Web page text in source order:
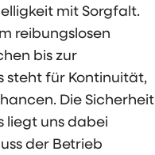
mit Sorgfalt.
reibungslosen
bis zur
steht für Kontinuität,
Die Sicherheit
liegt uns dabei
der Betrieb